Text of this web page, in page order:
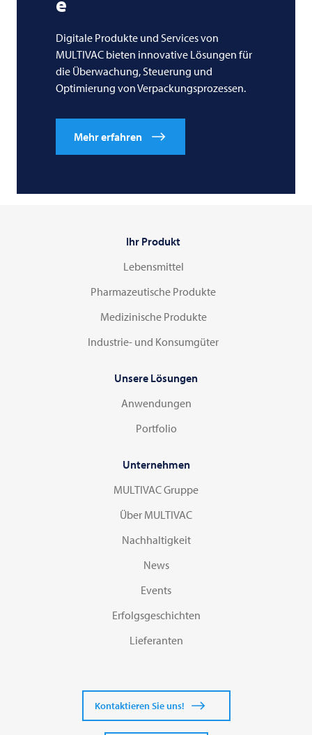
Digitale Produkte und Services von
MULTIVAC bieten innovative Lösungen für
die Überwachung, Steuerung und
Optimierung von Verpackungsprozessen.
Mehr erfahren
Ihr Produkt
Lebensmittel
Pharmazeutische Produkte
Medizinische Produkte
Industrie- und Konsumgüter
Unsere Lösungen
Anwendungen
Portfolio
Unternehmen
MULTIVAC Gruppe
Über MULTIVAC
Nachhaltigkeit
News
Events
Erfolgsgeschichten
Lieferanten
Kontaktieren Sie uns!